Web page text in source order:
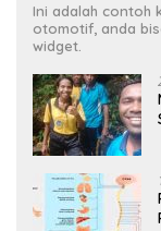
Ini adalah contoh
otomotif, anda
widget.